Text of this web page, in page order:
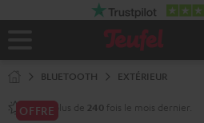
Page
BLUETOOTH EXTÉRIEUR
Vendu plus de 240 fois le mois dernier.
OFFRE